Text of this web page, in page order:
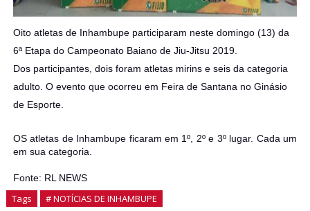
Oito atletas de Inhambupe participaram neste domingo (13) da
6ª Etapa do Campeonato Baiano de Jiu-Jitsu 2019.
Dos participantes, dois foram atletas mirins e seis da categoria
adulto. O evento que ocorreu em Feira de Santana no Ginásio
de Esporte.
OS atletas de Inhambupe ficaram em 1º, 2º e 3º lugar. Cada um
em sua categoria.
Fonte: RL NEWS
Tags # NOTÍCIAS DE INHAMBUPE